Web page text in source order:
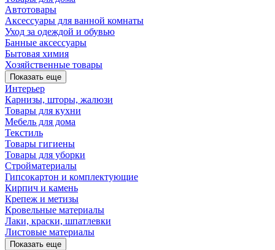
Автотовары
Аксессуары для ванной комнаты
Уход за одеждой и обувью
Банные аксессуары
Бытовая химия
Хозяйственные товары
Показать еще
Интерьер
Карнизы, шторы, жалюзи
Товары для кухни
Мебель для дома
Текстиль
Товары гигиены
Товары для уборки
Стройматериалы
Гипсокартон и комплектующие
Кирпич и камень
Крепеж и метизы
Кровельные материалы
Лаки, краски, шпатлевки
Листовые материалы
Показать еще